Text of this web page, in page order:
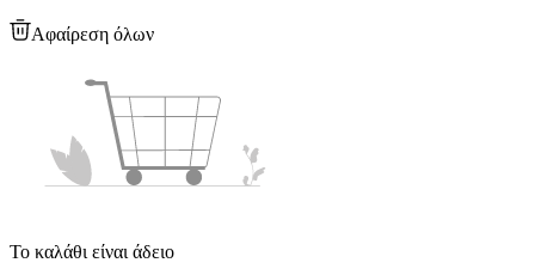
Αφαίρεση όλων
Το καλάθι είναι άδειο